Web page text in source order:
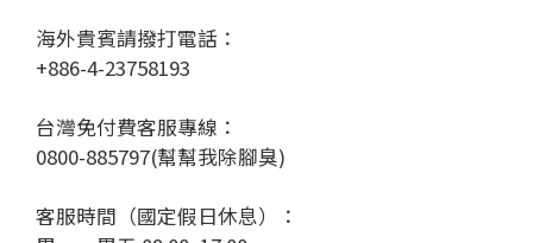
海外貴賓請撥打電話：
+886-4-23758193
台灣免付費客服專線：
0800-885797(幫幫我除腳臭)
客服時間（國定假日休息）：